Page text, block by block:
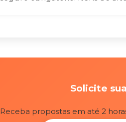
Solicite
Receba propostas em até 2